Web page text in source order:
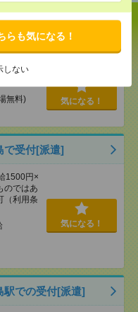
らも気になる！
しない
23日＊自動車ディー
]
1,300
無料)
気になる！
受付[派遣]
1500円×
のではあ
（利用条
気になる！
での受付[派遣]